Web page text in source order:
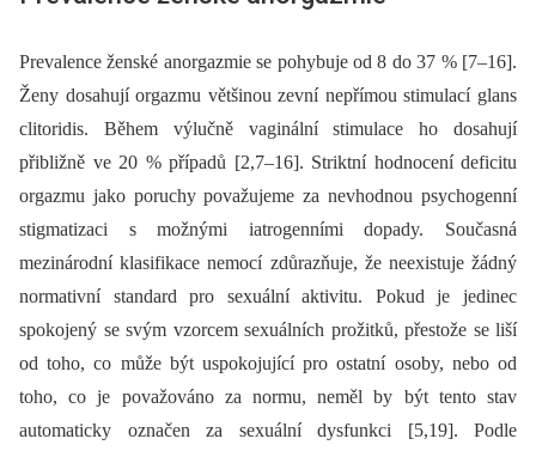
Prevalence ženské anorgazmie se pohybuje od 8 do 37 % [7–16].
Ženy dosahují orgazmu většinou zevní nepřímou stimulací glans
clitoridis. Během výlučně vaginální stimulace ho dosahují
přibližně ve 20 % případů [2,7–16]. Striktní hodnocení deficitu
orgazmu jako poruchy považujeme za nevhodnou psychogenní
stigmatizaci s možnými iatrogenními dopady. Současná
mezinárodní klasifikace nemocí zdůrazňuje, že neexistuje žádný
normativní standard pro sexuální aktivitu. Pokud je jedinec
spokojený se svým vzorcem sexuálních prožitků, přestože se liší
od toho, co může být uspokojující pro ostatní osoby, nebo od
toho, co je považováno za normu, neměl by být tento stav
automaticky označen za sexuální dysfunkci [5,19]. Podle